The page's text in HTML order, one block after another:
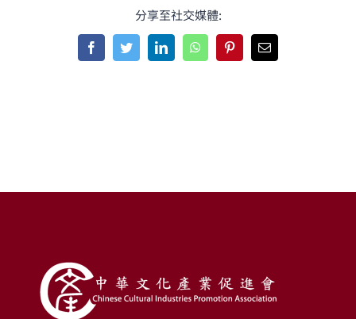
分享至社交媒體:
FacebookTwitterLinkedInWhatsAppPinterestEmail